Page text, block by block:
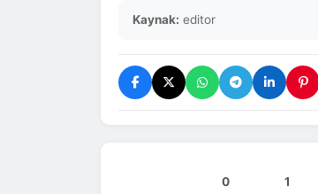
Kaynak: editor
0 1